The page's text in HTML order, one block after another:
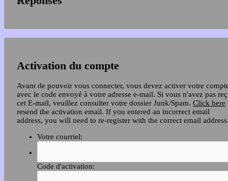
Activation du compte
Avant de pouvoir vous connecter, vous devez activer votre
avec le code envoyé à votre adresse e-mail. Si vous n'avez pas
cet E-mail, veuillez consulter votre dossier Junk/Spam. Click here
resend the activation email. If you entered an incorrect email
address, you will need to re-register with the correct email
Votre courriel:
Code d'activation: